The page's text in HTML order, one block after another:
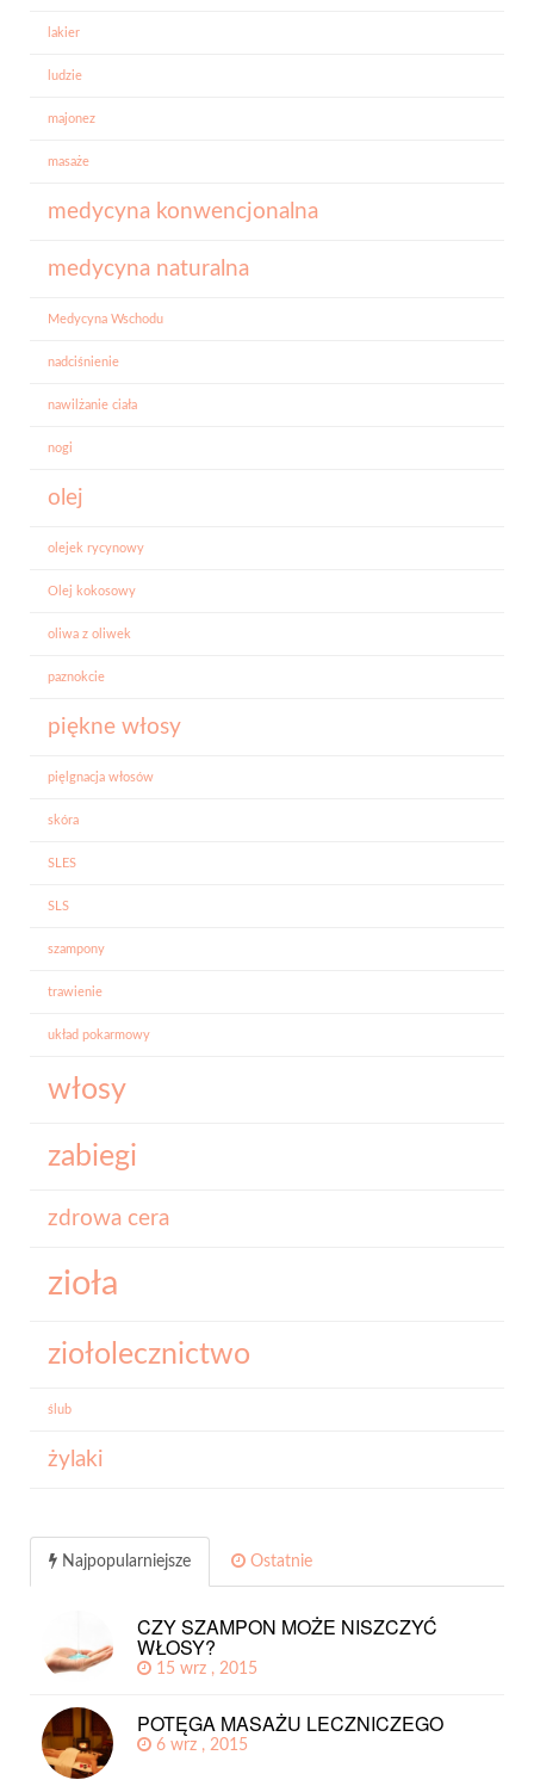
lakier
ludzie
majonez
masaże
medycyna konwencjonalna
medycyna naturalna
Medycyna Wschodu
nadciśnienie
nawilżanie ciała
nogi
olej
olejek rycynowy
Olej kokosowy
oliwa z oliwek
paznokcie
piękne włosy
pięlgnacja włosów
skóra
SLES
SLS
szampony
trawienie
układ pokarmowy
włosy
zabiegi
zdrowa cera
zioła
ziołolecznictwo
ślub
żylaki
Najpopularniejsze Ostatnie
CZY SZAMPON MOŻE NISZCZYĆ
WŁOSY?
15 wrz , 2015
POTĘGA MASAŻU LECZNICZEGO
6 wrz , 2015